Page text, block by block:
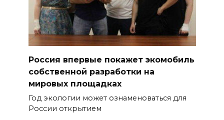
Россия впервые покажет экомобиль
собственной разработки на
мировых площадках
Год экологии может ознаменоваться для
России открытием